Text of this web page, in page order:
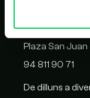
Plaza San
94 811 90 71
De dilluns a